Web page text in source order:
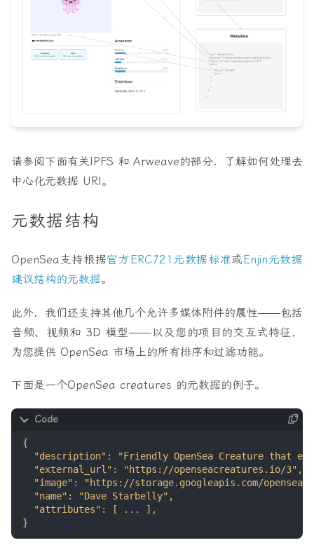
请参阅下面有关 IPFS 和 Arweave的部分，了解如何处理去
中心化元数据 URI。
元数据结构
OpenSea支持根据官方ERC721元数据标准或Enjin元数据
建议结构的元数据。
此外，我们还支持其他几个允许多媒体附件的属性——包括
音频、视频和 3D 模型——以及您的项目的交互式特征，
为您提供 OpenSea 市场上的所有排序和过滤功能。
下面是一个OpenSea creatures 的元数据的例子。